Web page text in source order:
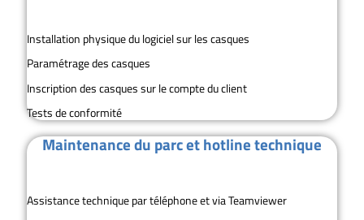
Installation physique du logiciel sur les casques
Paramétrage des casques
Inscription des casques sur le compte du client
Tests de conformité
Maintenance du parc et hotline technique
Assistance technique par téléphone et via Teamviewer